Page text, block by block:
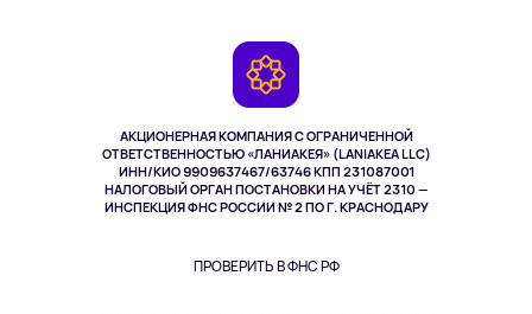
АКЦИОНЕРНАЯ КОМПАНИЯ С ОГРАНИЧЕННОЙ
ОТВЕТСТВЕННОСТЬЮ «ЛАНИАКЕЯ» (LANIAKEA LLC)
ИНН/КИО 9909637467/63746 КПП 231087001
НАЛОГОВЫЙ ОРГАН ПОСТАНОВКИ НА УЧЁТ 2310 —
ИНСПЕКЦИЯ ФНС РОССИИ № 2 ПО Г. КРАСНОДАРУ
ПРОВЕРИТЬ В ФНС РФ
Здоровье питомцев
Одежда и аксессуары